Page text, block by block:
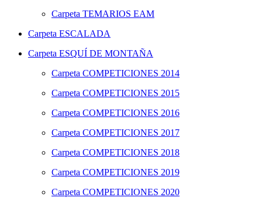
Carpeta TEMARIOS EAM
Carpeta ESCALADA
Carpeta ESQUÍ DE MONTAÑA
Carpeta COMPETICIONES 2014
Carpeta COMPETICIONES 2015
Carpeta COMPETICIONES 2016
Carpeta COMPETICIONES 2017
Carpeta COMPETICIONES 2018
Carpeta COMPETICIONES 2019
Carpeta COMPETICIONES 2020